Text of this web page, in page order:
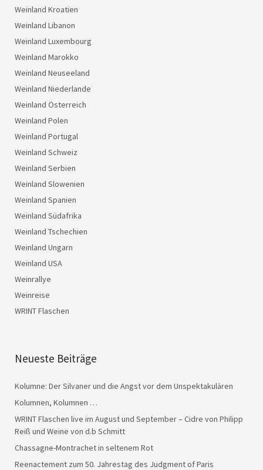
Weinland Kroatien
Weinland Libanon
Weinland Luxembourg
Weinland Marokko
Weinland Neuseeland
Weinland Niederlande
Weinland Österreich
Weinland Polen
Weinland Portugal
Weinland Schweiz
Weinland Serbien
Weinland Slowenien
Weinland Spanien
Weinland Südafrika
Weinland Tschechien
Weinland Ungarn
Weinland USA
Weinrallye
Weinreise
WRINT Flaschen
Neueste Beiträge
Kolumne: Der Silvaner und die Angst vor dem Unspektakulären
Kolumnen, Kolumnen …
WRINT Flaschen live im August und September – Cidre von Philipp
Reiß und Weine von d.b Schmitt
Chassagne-Montrachet in seltenem Rot
Reenactement zum 50. Jahrestag des Judgment of Paris